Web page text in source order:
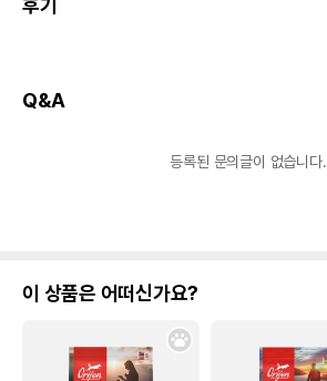
후기
Q&A
등록된 문의글이 없습니다.
이 상품은 어떠신가요?